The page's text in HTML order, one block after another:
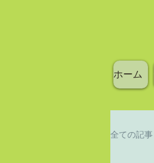
ホーム
全ての記事